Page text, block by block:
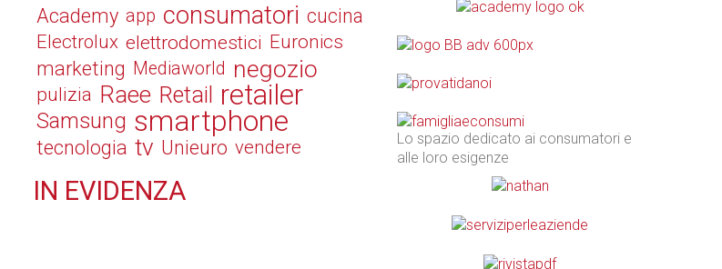
Academy app consumatori cucina
Electrolux elettrodomestici Euronics
marketing Mediaworld negozio
pulizia Raee Retail retailer
Samsung smartphone
tecnologia tv Unieuro vendere
IN EVIDENZA
Lo spazio dedicato ai consumatori e
alle loro esigenze